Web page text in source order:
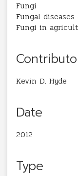
Fungi
Fungal
Fungi in
Kevin D. Hyde
Date
2012
Type